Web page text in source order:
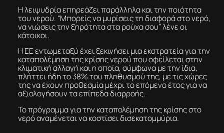
Η λειψυδρία επηρεάζει παράλληλα και την ποιότητα
του νερού. “Μπορείς να μυρίσεις τη διαφορά στο νερό,
να νιώσεις την ξηρότητα στα ρούχα σου” λένε οι
κάτοικοι.
Η ΕΕ εντωμεταξύ έχει ξεκινήσει μια εκστρατεία για την
καταπολέμηση της κρίσης νερού που οφείλεται στην
κλιματική αλλαγή και η οποία, σύμφωνα με την ίδια,
πλήττει ήδη το 38% του πληθυσμού της, με τις χώρες
της να έχουν προθεσμία μέχρι το επόμενο έτος για να
αξιολογήσουν τα επίπεδα διαρροής.
Το πρόγραμμα για την καταπολέμηση της κρίσης στο
νερό αναμένεται να κοστίσει δισεκατομμύρια.